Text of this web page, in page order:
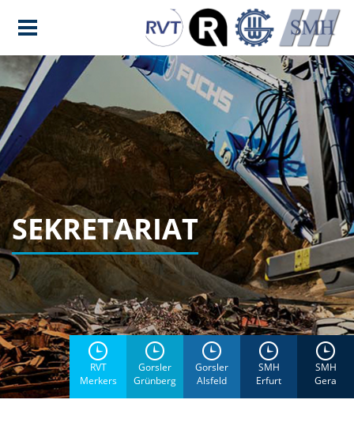
SEKRETARIAT
RVT
Merkers
Gorsler
Grünberg
Gorsler
Alsfeld
SMH
Erfurt
SMH
Gera